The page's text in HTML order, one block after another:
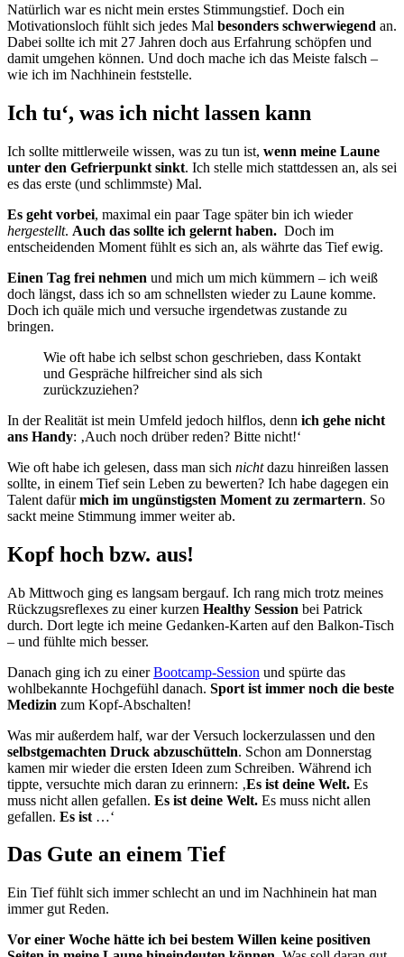
Natürlich war es nicht mein erstes Stimmungstief. Doch ein
Motivationsloch fühlt sich jedes Mal besonders schwerwiegend an.
Dabei sollte ich mit 27 Jahren doch aus Erfahrung schöpfen und
damit umgehen können. Und doch mache ich das Meiste falsch –
wie ich im Nachhinein feststelle.
Ich tu‘, was ich nicht lassen kann
Ich sollte mittlerweile wissen, was zu tun ist, wenn meine Laune
unter den Gefrierpunkt sinkt. Ich stelle mich stattdessen an, als sei
es das erste (und schlimmste) Mal.
Es geht vorbei, maximal ein paar Tage später bin ich wieder
hergestellt. Auch das sollte ich gelernt haben. Doch im
entscheidenden Moment fühlt es sich an, als währte das Tief ewig.
Einen Tag frei nehmen und mich um mich kümmern – ich weiß
doch längst, dass ich so am schnellsten wieder zu Laune komme.
Doch ich quäle mich und versuche irgendetwas zustande zu
bringen.
Wie oft habe ich selbst schon geschrieben, dass Kontakt
und Gespräche hilfreicher sind als sich
zurückzuziehen?
In der Realität ist mein Umfeld jedoch hilflos, denn ich gehe nicht
ans Handy: ‚Auch noch drüber reden? Bitte nicht!‘
Wie oft habe ich gelesen, dass man sich nichtdazu hinreißen lassen
sollte, in einem Tief sein Leben zu bewerten? Ich habe dagegen ein
Talent dafürmich im ungünstigsten Moment zu zermartern. So
sackt meine Stimmung immer weiter ab.
Kopf hoch bzw. aus!
Ab Mittwoch ging es langsam bergauf. Ich rang mich trotz meines
Rückzugsreflexes zu einer kurzen Healthy Session bei Patrick
durch. Dort legte ich meine Gedanken-Karten auf den Balkon-Tisch
– und fühlte mich besser.
Danach ging ich zu einerBootcamp-Session und spürte das
wohlbekannte Hochgefühl danach. Sport ist immer noch die beste
Medizin zum Kopf-Abschalten!
Was mir außerdem half, war der Versuch lockerzulassen und den
selbstgemachten Druck abzuschütteln. Schon am Donnerstag
kamen mir wieder die ersten Ideen zum Schreiben. Während ich
tippte, versuchte mich daran zu erinnern: ‚Es ist deine Welt. Es
muss nicht allen gefallen. Es ist deine Welt. Es muss nicht allen
gefallen. Es ist …‘
Das Gute an einem Tief
Ein Tief fühlt sich immer schlecht an und im Nachhinein hat man
immer gut Reden.
Vor einer Woche hätte ich bei bestem Willen keine positiven